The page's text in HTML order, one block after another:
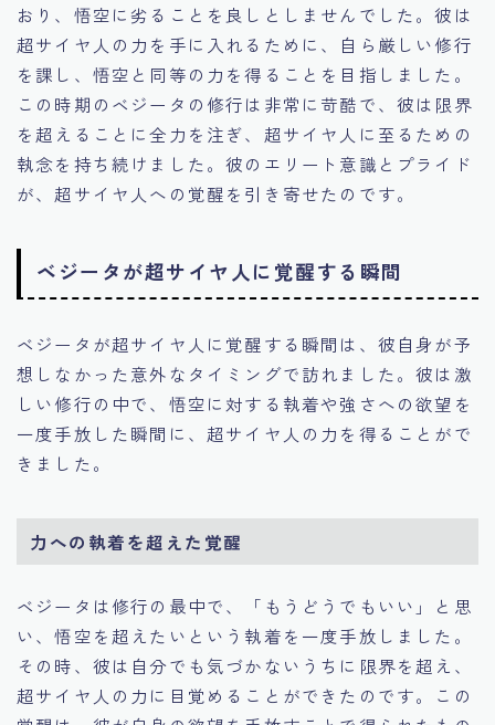
おり、悟空に劣ることを良しとしませんでした。彼は
超サイヤ人の力を手に入れるために、自ら厳しい修行
を課し、悟空と同等の力を得ることを目指しました。
この時期のベジータの修行は非常に苛酷で、彼は限界
を超えることに全力を注ぎ、超サイヤ人に至るための
執念を持ち続けました。彼のエリート意識とプライド
が、超サイヤ人への覚醒を引き寄せたのです。
ベジータが超サイヤ人に覚醒する瞬間
ベジータが超サイヤ人に覚醒する瞬間は、彼自身が予
想しなかった意外なタイミングで訪れました。彼は激
しい修行の中で、悟空に対する執着や強さへの欲望を
一度手放した瞬間に、超サイヤ人の力を得ることがで
きました。
力への執着を超えた覚醒
ベジータは修行の最中で、「もうどうでもいい」と思
い、悟空を超えたいという執着を一度手放しました。
その時、彼は自分でも気づかないうちに限界を超え、
超サイヤ人の力に目覚めることができたのです。この